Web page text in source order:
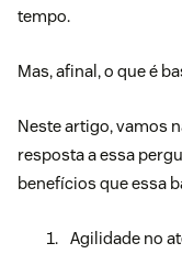
tempo.
Mas, afinal, o que é
Neste artigo, vamos
resposta a essa
benefícios que essa
Agilidade no